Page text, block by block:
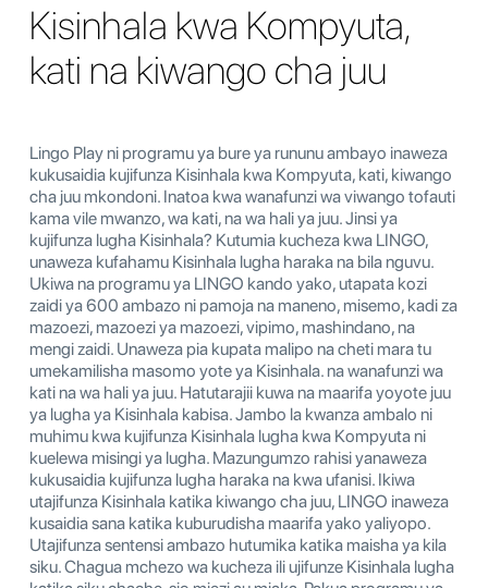
Kisinhala kwa Kompyuta,
kati na kiwango cha juu
Lingo Play ni programu ya bure ya rununu ambayo inaweza
kukusaidia kujifunza Kisinhala kwa Kompyuta, kati, kiwango
cha juu mkondoni. Inatoa kwa wanafunzi wa viwango tofauti
kama vile mwanzo, wa kati, na wa hali ya juu. Jinsi ya
kujifunza lugha Kisinhala? Kutumia kucheza kwa LINGO,
unaweza kufahamu Kisinhala lugha haraka na bila nguvu.
Ukiwa na programu ya LINGO kando yako, utapata kozi
zaidi ya 600 ambazo ni pamoja na maneno, misemo, kadi za
mazoezi, mazoezi ya mazoezi, vipimo, mashindano, na
mengi zaidi. Unaweza pia kupata malipo na cheti mara tu
umekamilisha masomo yote ya Kisinhala. na wanafunzi wa
kati na wa hali ya juu. Hatutarajii kuwa na maarifa yoyote juu
ya lugha ya Kisinhala kabisa. Jambo la kwanza ambalo ni
muhimu kwa kujifunza Kisinhala lugha kwa Kompyuta ni
kuelewa misingi ya lugha. Mazungumzo rahisi yanaweza
kukusaidia kujifunza lugha haraka na kwa ufanisi. Ikiwa
utajifunza Kisinhala katika kiwango cha juu, LINGO inaweza
kusaidia sana katika kuburudisha maarifa yako yaliyopo.
Utajifunza sentensi ambazo hutumika katika maisha ya kila
siku. Chagua mchezo wa kucheza ili ujifunze Kisinhala lugha